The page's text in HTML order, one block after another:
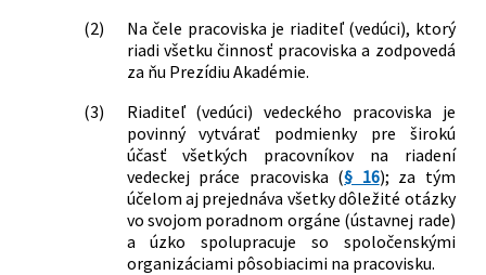
(2)
Na čele pracoviska je riaditeľ (vedúci), ktorý
riadi všetku činnosť pracoviska a zodpovedá
za ňu Prezídiu Akadémie.
(3)
Riaditeľ (vedúci) vedeckého pracoviska je
povinný vytvárať podmienky pre širokú
účasť všetkých pracovníkov na riadení
vedeckej práce pracoviska (§ 16); za tým
účelom aj prejednáva všetky dôležité otázky
vo svojom poradnom orgáne (ústavnej rade)
a úzko spolupracuje so spoločenskými
organizáciami pôsobiacimi na pracovisku.